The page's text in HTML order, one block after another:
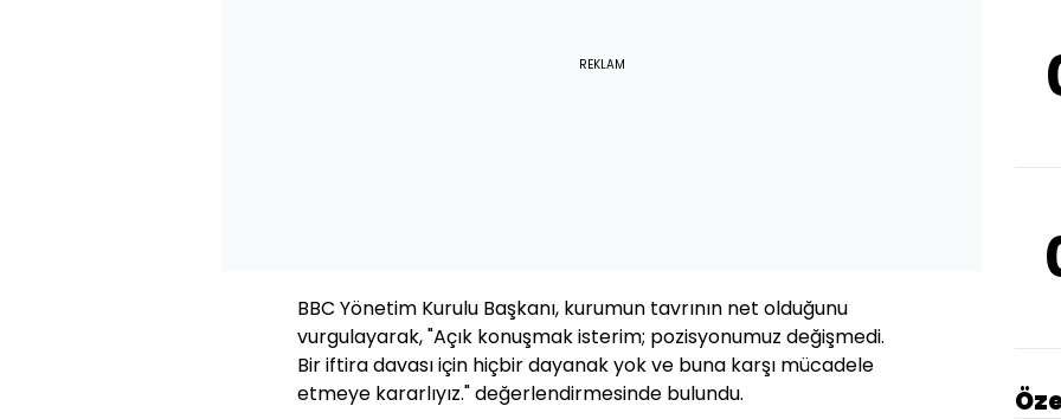
REKLAM
BBC Yönetim Kurulu Başkanı, kurumun tavrının net olduğunu
vurgulayarak, "Açık konuşmak isterim; pozisyonumuz değişmedi.
Bir iftira davası için hiçbir dayanak yok ve buna karşı mücadele
etmeye kararlıyız." değerlendirmesinde bulundu.